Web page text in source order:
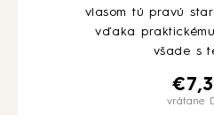
vlasom tú pravú
vďaka
všade s
€
vrátane